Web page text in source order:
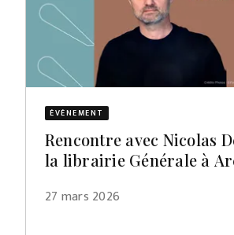
ÉVÈNEMENT
Rencontre avec Nicolas
la librairie Générale à
27 mars 2026